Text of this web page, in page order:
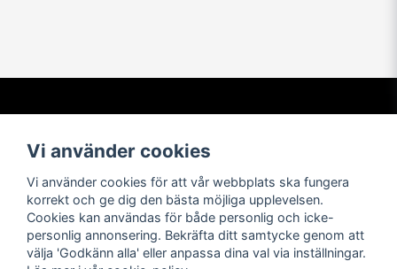
info@t-shirtbymail.com
Vi har varit i t-shirtbranschen
av högsta kvalitet till nöjda
kunder över hela världen.
Navigera Följ oss
Vi använder cookies
Vi använder cookies för att vår webbplats ska fungera
korrekt och ge dig den bästa möjliga upplevelsen.
Cookies kan användas för både personlig och icke-
personlig annonsering. Bekräfta ditt samtycke genom att
välja 'Godkänn alla' eller anpassa dina val via inställningar.